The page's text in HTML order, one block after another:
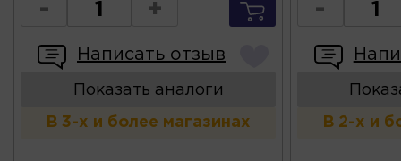
- +
Написать отзыв
Показать аналоги
В 3-х и более магазинах
-
В 2-х и